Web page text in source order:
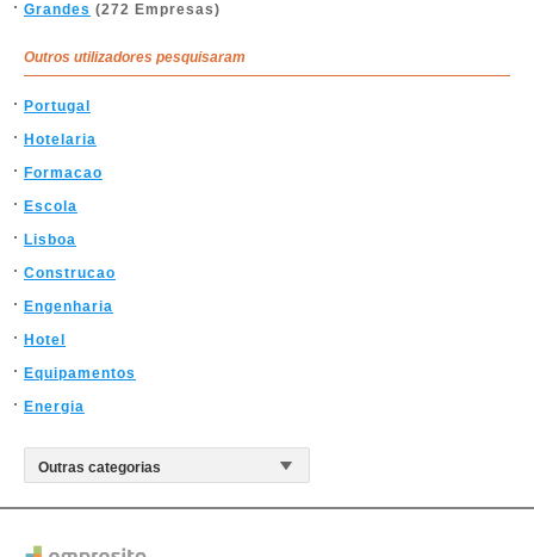
Grandes (272 Empresas)
Outros utilizadores pesquisaram
Portugal
Hotelaria
Formacao
Escola
Lisboa
Construcao
Engenharia
Hotel
Equipamentos
Energia